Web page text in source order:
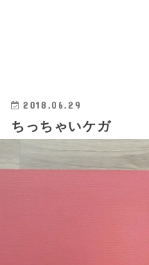
2018.06.29
ちっちゃいケガ